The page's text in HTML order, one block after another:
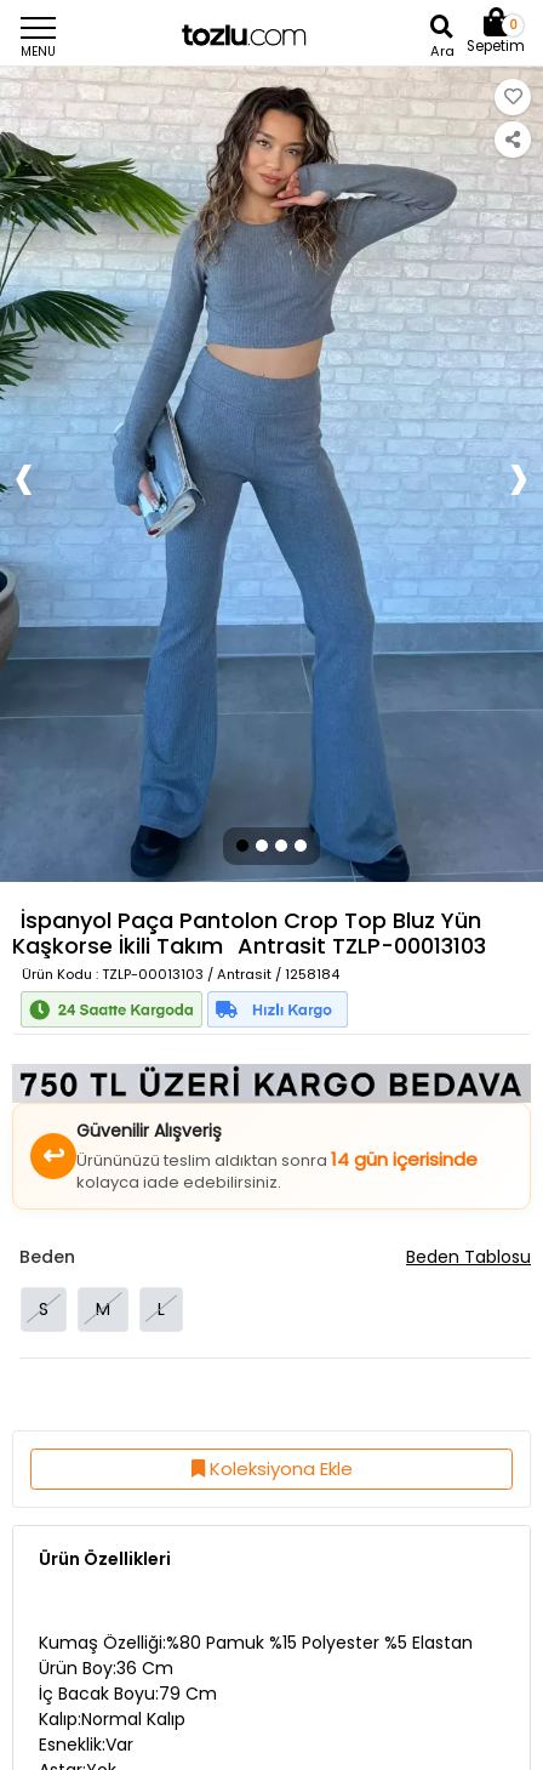
MENU Ara
0
Sepetim
İspanyol Paça Pantolon Crop Top Bluz Yün
Kaşkorse İkili Takım Antrasit TZLP-00013103
Ürün Kodu : TZLP-00013103 / Antrasit / 1258184
Güvenilir Alışveriş
Ürününüzü teslim aldıktan sonra
kolayca iade edebilirsiniz.
S
Koleksiyona Ekle
Ürün Özellikleri
Ürün Boy:36 Cm
İç Bacak Boyu:79 Cm
Kalıp:Normal Kalıp
Esneklik:Var
Astar:Yok
Fermuar:Yok